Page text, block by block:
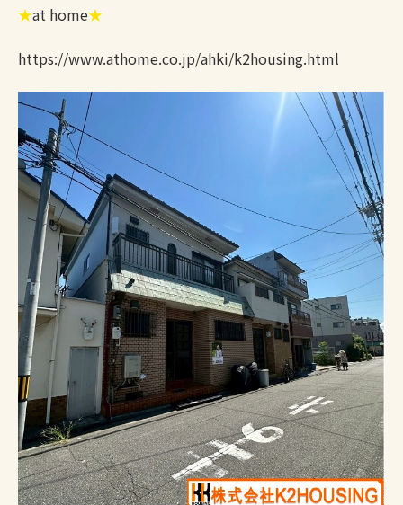
★at home★
https://www.athome.co.jp/ahki/k2housing.html